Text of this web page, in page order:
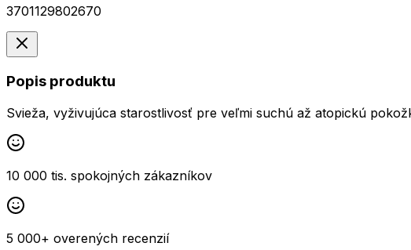
3701129802670
Popis produktu
Svieža, vyživujúca starostlivosť pre veľmi suchú až atopickú
10 000 tis. spokojných zákazníkov
5 000+ overených recenzií